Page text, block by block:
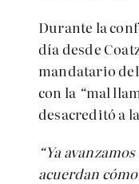
Durante la
día desde
mandatario
con la “mal
desacreditó a
“Ya
acuerdan